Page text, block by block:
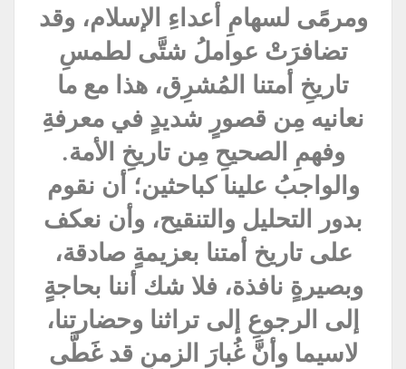
ومرمًى لسهامِ أعداءِ الإسلام، وقد
تضافرَتْ عواملُ شتَّى لطمسِ
تاريخِ أمتنا المُشرِق، هذا مع ما
نعانيه مِن قصورٍ شديدٍ في معرفةِ
وفهمِ الصحيحِ مِن تاريخِ الأمة.
والواجبُ علينا كباحثين؛ أن نقوم
بدور التحليل والتنقيح، وأن نعكف
على تاريخ أمتنا بعزيمةٍ صادقة،
وبصيرةٍ نافذة، فلا شك أننا بحاجةٍ
إلى الرجوعِ إلى تراثنا وحضارتنا،
لاسيما وأنَّ غُبارَ الزمنِ قد غَطَّى